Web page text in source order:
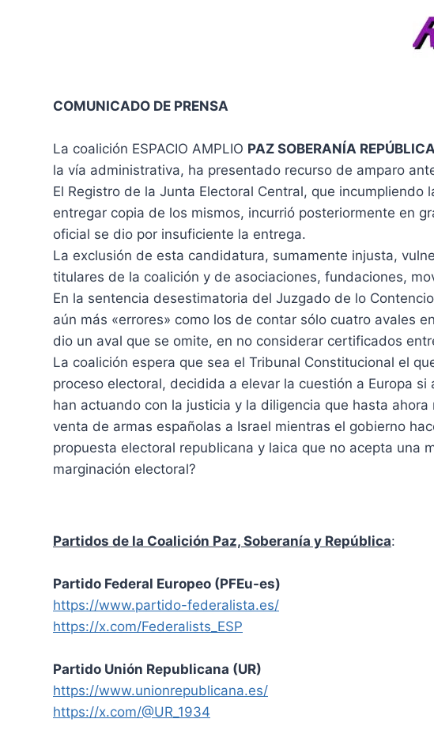
COMUNICADO DE PRENSA
La coalición ESPACIO AMPLIO PAZ SOBERANÍA
la vía administrativa, ha presentado recurso de amparo
El Registro de la Junta Electoral Central, que
entregar copia de los mismos, incurrió posteriormente en
oficial se dio por insuficiente la entrega.
La exclusión de esta candidatura, sumamente injusta,
titulares de la coalición y de asociaciones, fundaciones,
En la sentencia desestimatoria del Juzgado de lo
aún más «errores» como los de contar sólo cuatro avales
dio un aval que se omite, en no considerar certificados
La coalición espera que sea el Tribunal Constitucional el
proceso electoral, decidida a elevar la cuestión a Europa
han actuando con la justicia y la diligencia que hasta
venta de armas españolas a Israel mientras el gobierno
propuesta electoral republicana y laica que no acepta una
marginación electoral?
Partidos de la Coalición Paz, Soberanía y República:
Partido Federal Europeo (PFEu-es)
https://www.partido-federalista.es/
https://x.com/Federalists_ESP
Partido Unión Republicana (UR)
https://www.unionrepublicana.es/
https://x.com/@UR_1934